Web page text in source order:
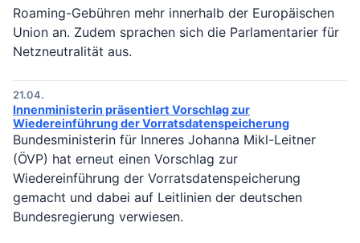
Roaming-Gebühren mehr innerhalb der Europäischen
Union an. Zudem sprachen sich die Parlamentarier für
Netzneutralität aus.
21.04.
Innenministerin präsentiert Vorschlag zur
Wiedereinführung der Vorratsdatenspeicherung
Bundesministerin für Inneres Johanna Mikl-Leitner
(ÖVP) hat erneut einen Vorschlag zur
Wiedereinführung der Vorratsdatenspeicherung
gemacht und dabei auf Leitlinien der deutschen
Bundesregierung verwiesen.